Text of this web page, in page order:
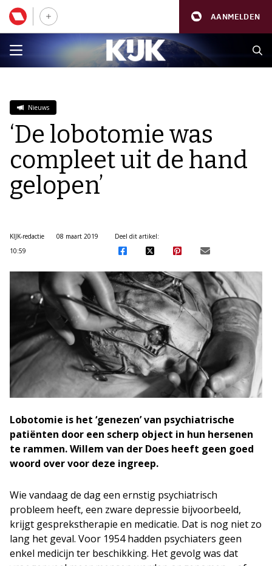
AANMELDEN
Nieuws
‘De lobotomie was
compleet uit de hand
gelopen’
KIJK-redactie
08 maart 2019
10:59
Deel dit artikel:
Lobotomie is het ‘genezen’ van psychiatrische
patiënten door een scherp object in hun hersenen
te rammen. Willem van der Does heeft geen goed
woord over voor deze ingreep.
Wie vandaag de dag een ernstig psychiatrisch
probleem heeft, een zware depressie bijvoorbeeld,
krijgt gesprekstherapie en medicatie. Dat is nog niet zo
lang het geval. Voor 1954 hadden psychiaters geen
enkel medicijn ter beschikking. Het gevolg was dat